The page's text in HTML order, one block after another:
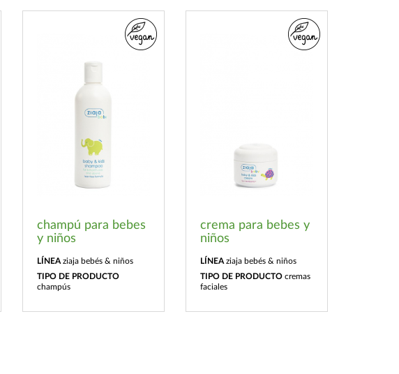
champú para bebes
y niños
LÍNEA ziaja bebés & niños
TIPO DE PRODUCTO
champús
crema para bebes y
niños
LÍNEA ziaja bebés & niños
TIPO DE PRODUCTO cremas
faciales